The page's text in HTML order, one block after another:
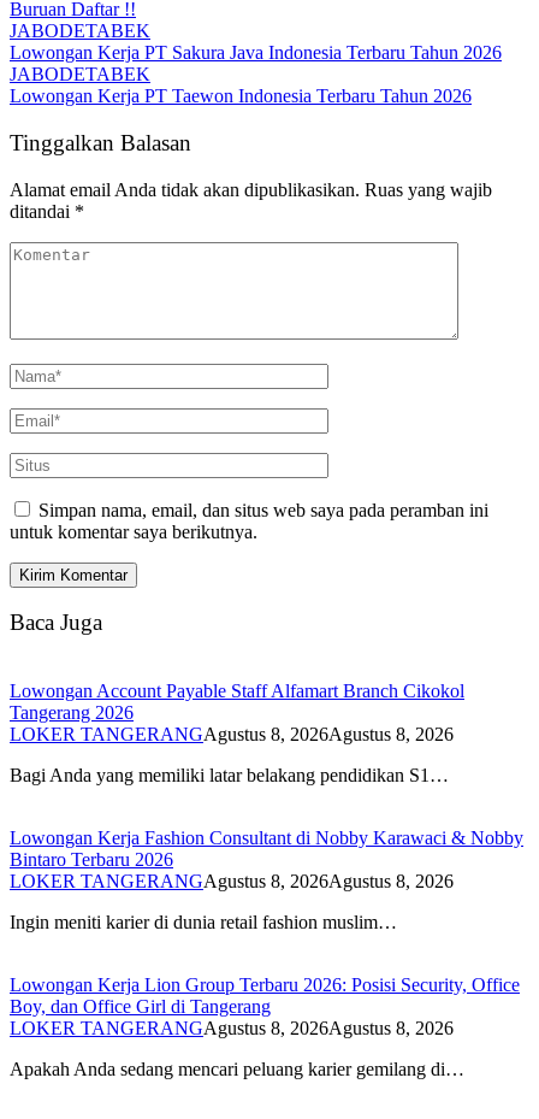
Buruan Daftar !!
JABODETABEK
Lowongan Kerja PT Sakura Java Indonesia Terbaru Tahun 2026
JABODETABEK
Lowongan Kerja PT Taewon Indonesia Terbaru Tahun 2026
Tinggalkan Balasan
Alamat email Anda tidak akan dipublikasikan. Ruas yang wajib
ditandai *
Simpan nama, email, dan situs web saya pada peramban ini
untuk komentar saya berikutnya.
Baca Juga
Lowongan Account Payable Staff Alfamart Branch Cikokol
Tangerang 2026
LOKER TANGERANGAgustus 8, 2026Agustus 8, 2026
Bagi Anda yang memiliki latar belakang pendidikan S1…
Lowongan Kerja Fashion Consultant di Nobby Karawaci & Nobby
Bintaro Terbaru 2026
LOKER TANGERANGAgustus 8, 2026Agustus 8, 2026
Ingin meniti karier di dunia retail fashion muslim…
Lowongan Kerja Lion Group Terbaru 2026: Posisi Security, Office
Boy, dan Office Girl di Tangerang
LOKER TANGERANGAgustus 8, 2026Agustus 8, 2026
Apakah Anda sedang mencari peluang karier gemilang di…